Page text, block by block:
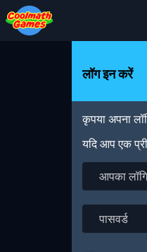
Skip
to
Top
Skip
to
Navigation
Skip
to
Main
Skip
to
Footer
Skip
to
main
लॉग इन करें
कृपया अपना
यदि आप एक
लॉगिन
या
उपनाम